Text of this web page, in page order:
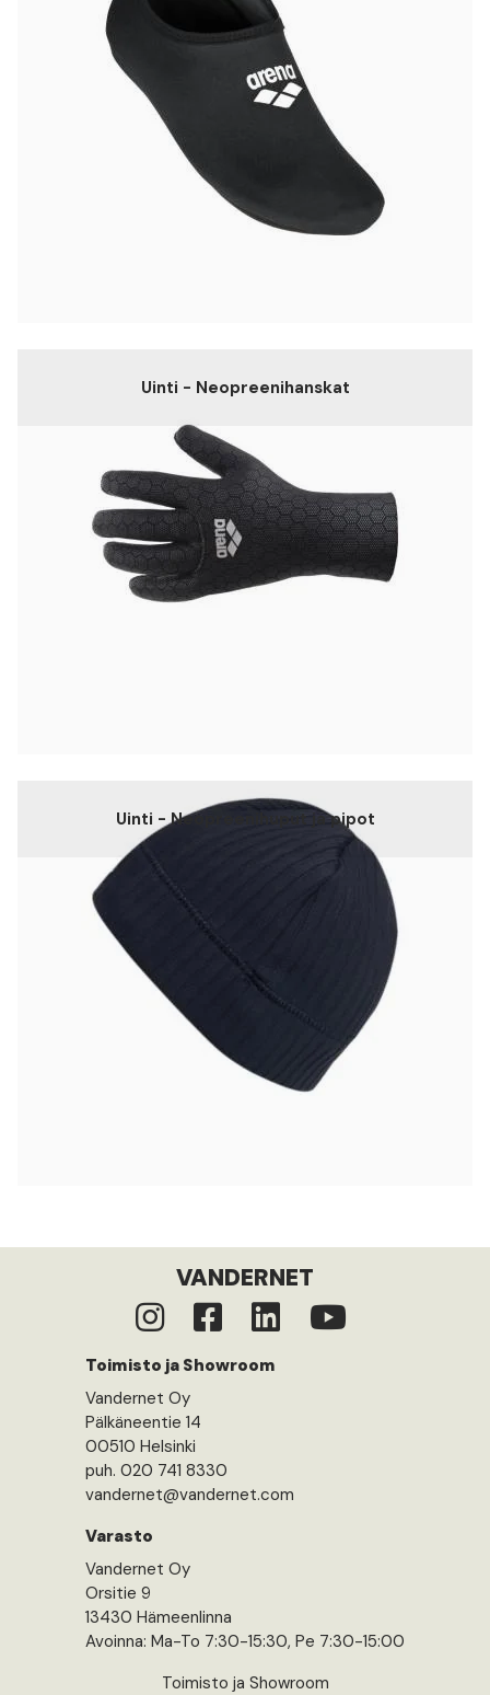
Uinti - Neopreenihanskat
Uinti - Neopreenihuput ja pipot
VANDERNET
Toimisto ja Showroom
Vandernet Oy
Pälkäneentie 14
00510 Helsinki
puh. 020 741 8330
vandernet@vandernet.com
Varasto
Vandernet Oy
Orsitie 9
13430 Hämeenlinna
Avoinna: Ma-To 7:30-15:30, Pe 7:30-15:00
Toimisto ja Showroom